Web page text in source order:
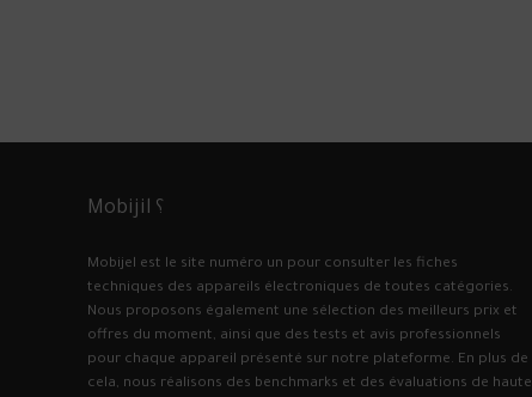
Mobijil ؟
Mobijel est le site numéro un pour consulter les fiches
techniques des appareils électroniques de toutes catégories.
Nous proposons également une sélection des meilleurs prix et
offres du moment, ainsi que des tests et avis professionnels
pour chaque appareil présenté sur notre plateforme. En plus de
cela, nous réalisons des benchmarks et des évaluations de haute